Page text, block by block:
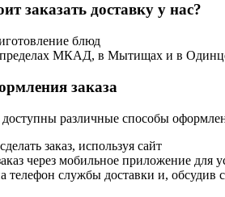
заказать доставку у нас?
блюд
пределах МКАД, в Мытищах и в
заказа
различные способы
заказ, используя сайт
через мобильное приложение для
телефон службы доставки и, обсудив